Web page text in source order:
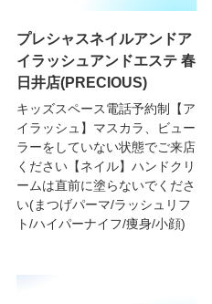
プレシャスネイルアンドア
イラッシュアンドエステ 春
日井店(PRECIOUS)
キッズスペース電話予約制【ア
イラッシュ】マスカラ、ビュー
ラーをしていない状態でご来店
ください【ネイル】ハンドクリ
ームは直前に塗らないでくださ
い(まつげパーマ/ラッシュリフ
ト/ハイパーナイフ/痩身/小顔)